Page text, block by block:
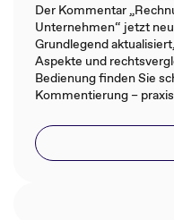
Der Kommentar
Unternehmen“ jetzt
Grundlegend
Aspekte und
Bedienung finden Sie
Kommentierung –